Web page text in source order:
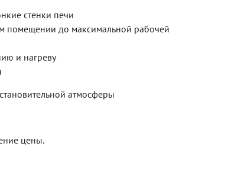
стенки печи
помещении до максимальной рабочей
и нагреву
атмосферы
цены.